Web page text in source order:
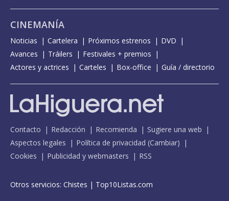
CINEMANÍA
Noticias Cartelera Próximos estrenos
DVD
Avances
Tráilers
Festivales + premios
Actores y actrices
Carteles Box-office Guía / directorio
Contacto Redacción Recomienda
Sugiere una web
Aspectos legales
Política de privacidad (Cambiar)
Cookies
Publicidad y webmasters RSS
Otros servicios: Chistes | Top10Listas.com